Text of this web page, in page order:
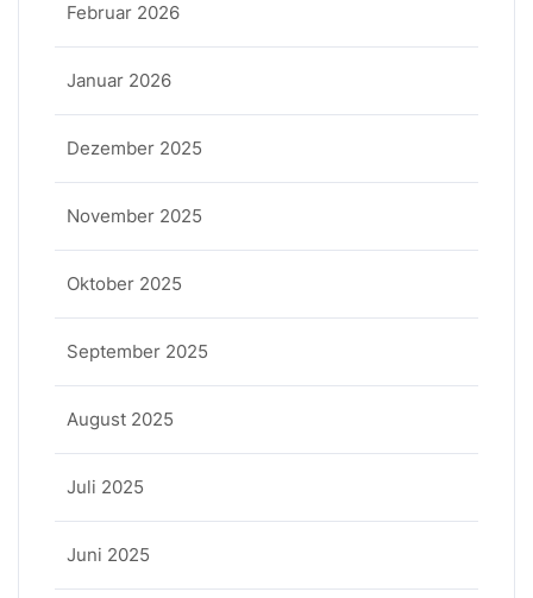
Februar 2026
Januar 2026
Dezember 2025
November 2025
Oktober 2025
September 2025
August 2025
Juli 2025
Juni 2025